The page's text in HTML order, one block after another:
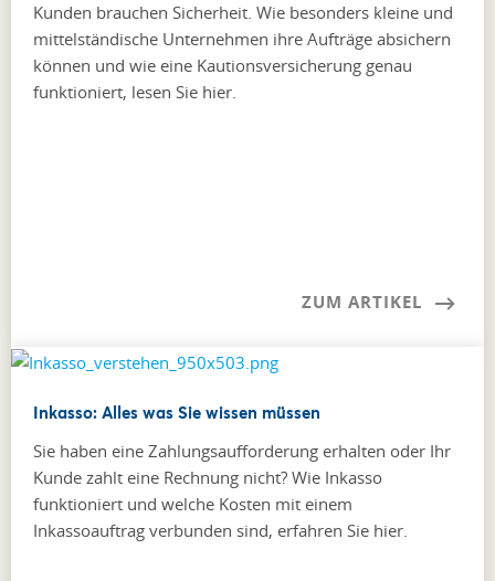
Kunden brauchen Sicherheit. Wie besonders kleine und
mittel­ständische Unternehmen ihre Aufträge absichern
können und wie eine Kautionsversicherung genau
funktioniert, lesen Sie hier.
ZUM ARTIKEL
Inkasso: Alles was Sie wissen müssen
Sie haben eine Zahlungsaufforderung erhalten oder Ihr
Kunde zahlt eine Rechnung nicht? Wie Inkasso
funktioniert und welche Kosten mit einem
Inkassoauftrag verbunden sind, erfahren Sie hier.